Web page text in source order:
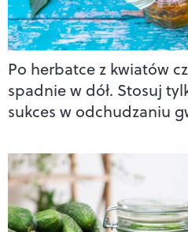
Po herbatce z kwiatów
spadnie w dół. Stosuj
sukces w odchudzaniu